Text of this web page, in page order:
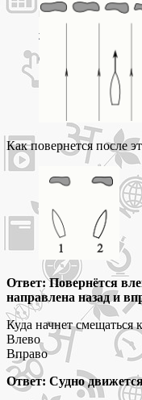
Как повернется после
Ответ: Повернётся
направлена назад и
Куда начнет смещаться
Влево
Вправо
Ответ: Судно